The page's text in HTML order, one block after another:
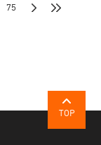
75
TOP